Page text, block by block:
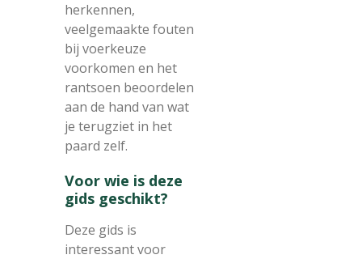
herkennen,
veelgemaakte fouten
bij voerkeuze
voorkomen en het
rantsoen beoordelen
aan de hand van wat
je terugziet in het
paard zelf.
Voor wie is deze
gids geschikt?
Deze gids is
interessant voor